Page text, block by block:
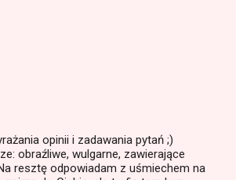
opinii i zadawania pytań ;)
obraźliwe, wulgarne, zawierające
resztę odpowiadam z uśmiechem na